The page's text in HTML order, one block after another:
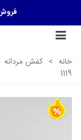
خانه > کفش مردانه
1119